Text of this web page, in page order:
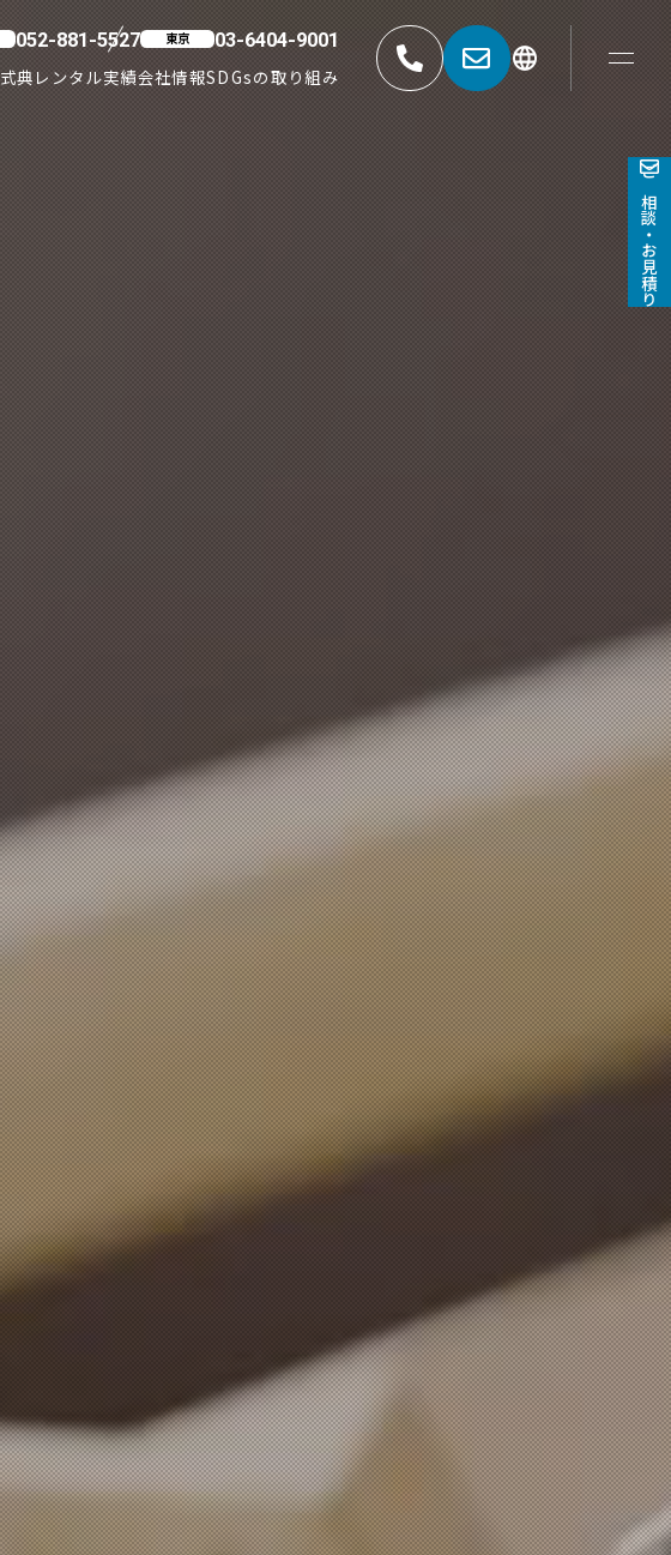
052-881-5527 東京 03-6404-9001
式典 レンタル実績会社情報SDGsの取り組み
ご相談・お見積り